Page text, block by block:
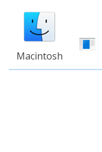
Macintosh